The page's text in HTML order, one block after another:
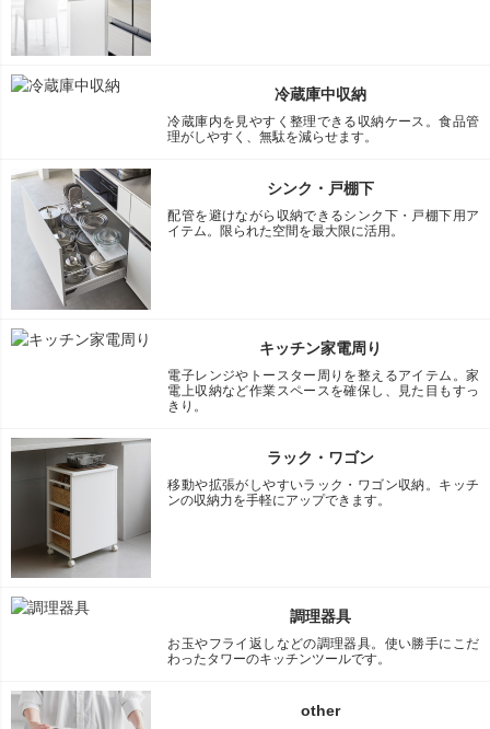
冷蔵庫中収納
冷蔵庫内を見やすく整理できる収納ケース。食品管
理がしやすく、無駄を減らせます。
シンク・戸棚下
配管を避けながら収納できるシンク下・戸棚下用ア
イテム。限られた空間を最大限に活用。
キッチン家電周り
電子レンジやトースター周りを整えるアイテム。家
電上収納など作業スペースを確保し、見た目もすっ
きり。
ラック・ワゴン
移動や拡張がしやすいラック・ワゴン収納。キッチ
ンの収納力を手軽にアップできます。
調理器具
お玉やフライ返しなどの調理器具。使い勝手にこだ
わったタワーのキッチンツールです。
other